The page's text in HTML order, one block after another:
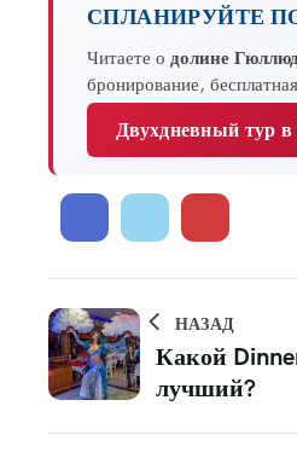
СПЛАНИРУЙТЕ
Читаете о долине
бронирование,
Двухдневный тур
НАЗАД
Какой
лучший?